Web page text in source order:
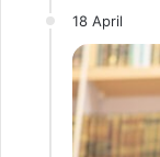
18 April